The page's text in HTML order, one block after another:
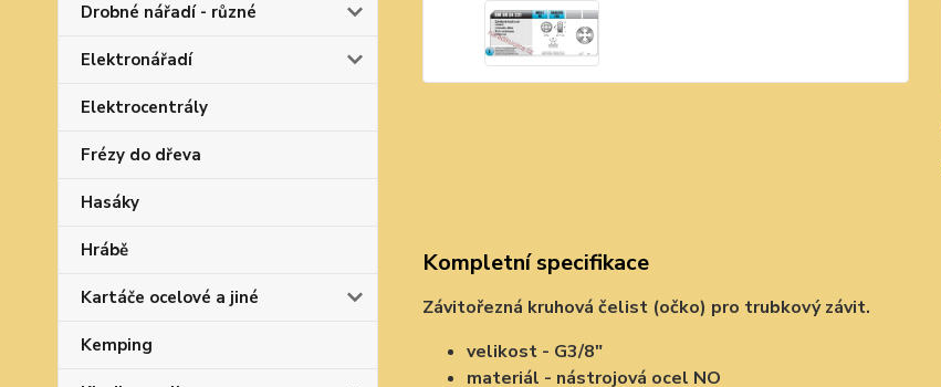
Drobné nářadí - různé
Elektronářadí
Elektrocentrály
Frézy do dřeva
Hasáky
Hrábě
Kartáče ocelové a jiné
Kemping
Kompletní specifikace
Závitořezná kruhová čelist (očko) pro trubkový závit.
velikost - G3/8"
materiál - nástrojová ocel NO